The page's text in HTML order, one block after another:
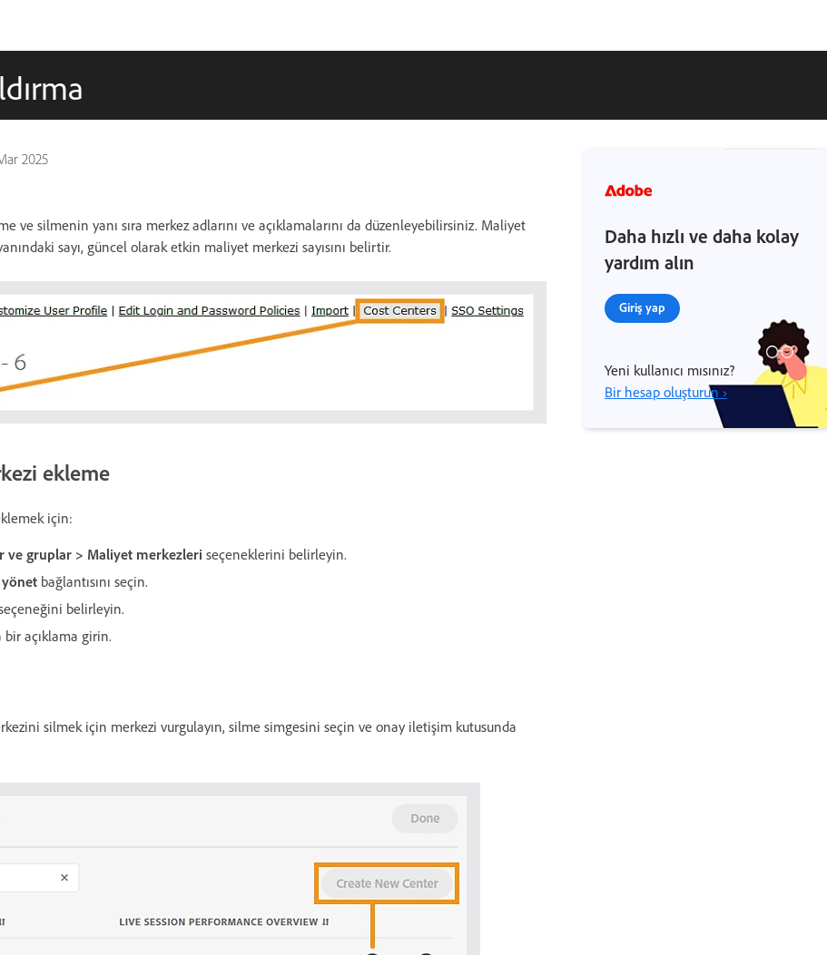
2025
ve silmenin yanı sıra merkez adlarını ve açıklamalarını da düzenleyebilirsiniz. Maliyet
sayı, güncel olarak etkin maliyet merkezi sayısını belirtir.
ekleme
için:
ve gruplar > Maliyet merkezleri seçeneklerini belirleyin.
bağlantısını seçin.
belirleyin.
bir açıklama girin.
silmek için merkezi vurgulayın, silme simgesini seçin ve onay iletişim kutusunda
Daha hızlı ve daha kolay
yardım alın
Giriş yap
Yeni kullanıcı mısınız?
Bir hesap oluşturun ›